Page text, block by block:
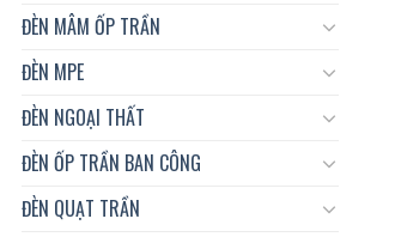
ĐÈN MÂM ỐP TRẦN
ĐÈN MPE
ĐÈN NGOẠI THẤT
ĐÈN ỐP TRẦN BAN CÔNG
ĐÈN QUẠT TRẦN